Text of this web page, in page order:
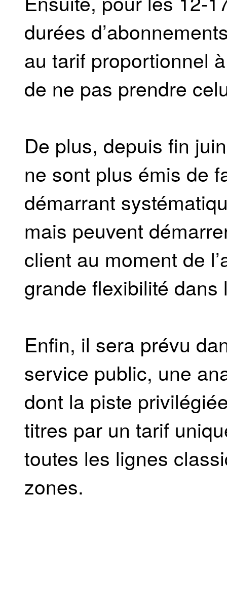
durées
au tarif proportionnel
de ne pas prendre
De plus, depuis fin
ne sont plus émis de
démarrant
mais peuvent
client au moment de
grande flexibilité dans
Enfin, il sera prévu
service public, une
dont la piste
titres par un tarif
toutes les lignes
zones.